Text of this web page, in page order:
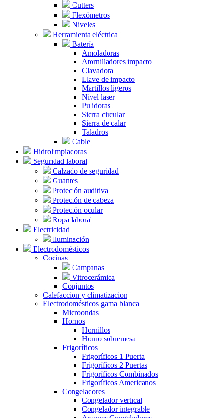
Cutters
Flexómetros
Niveles
Herramienta eléctrica
Batería
Amoladoras
Atornilladores impacto
Clavadora
Llave de impacto
Martillos ligeros
Nivel laser
Pulidoras
Sierra circular
Sierra de calar
Taladros
Cable
Hidrolimpiadoras
Seguridad laboral
Calzado de seguridad
Guantes
Proteción auditiva
Proteción de cabeza
Proteción ocular
Ropa laboral
Electricidad
Iluminación
Electrodomésticos
Cocinas
Campanas
Vitrocerámica
Conjuntos
Calefaccion y climatizacion
Electrodomésticos gama blanca
Microondas
Hornos
Hornillos
Horno sobremesa
Frigoríficos
Frigoríficos 1 Puerta
Frigoríficos 2 Puertas
Frigoríficos Combinados
Frigoríficos Americanos
Congeladores
Congelador vertical
Congelador integrable